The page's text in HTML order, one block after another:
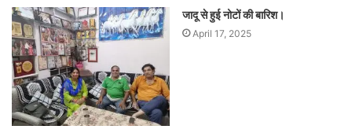
जादू से हुई नोटों की बारिश।
April 17, 2025